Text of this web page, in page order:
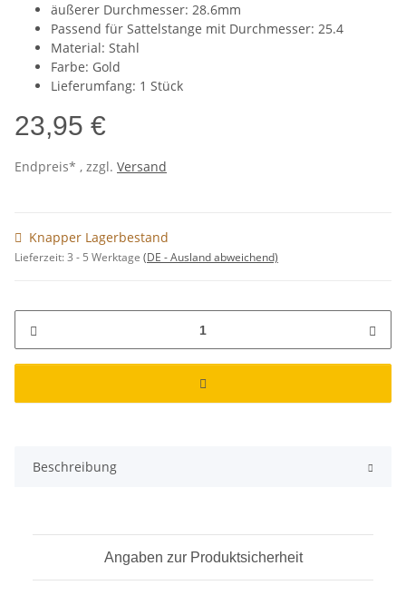
äußerer Durchmesser: 28.6mm
Passend für Sattelstange mit Durchmesser: 25.4
Material: Stahl
Farbe: Gold
Lieferumfang: 1 Stück
23,95 €
Endpreis* , zzgl. Versand
Knapper Lagerbestand
Lieferzeit:3 - 5 Werktage (DE - Ausland abweichend)
Beschreibung
Angaben zur Produktsicherheit